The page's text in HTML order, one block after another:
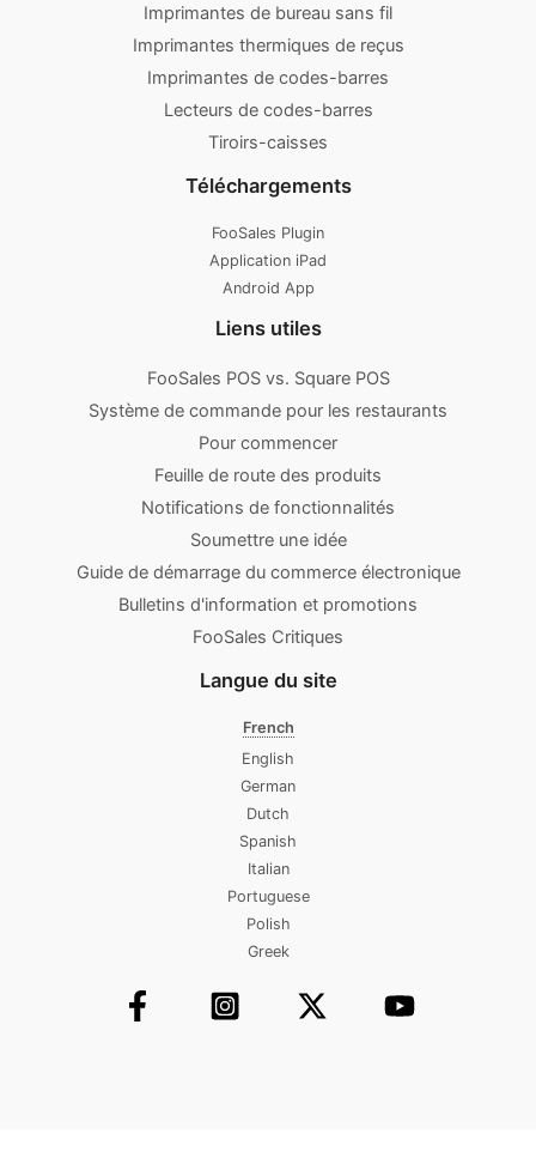
Imprimantes de bureau sans fil
Imprimantes thermiques de reçus
Imprimantes de codes-barres
Lecteurs de codes-barres
Tiroirs-caisses
Téléchargements
FooSales Plugin
Application iPad
Android App
Liens utiles
FooSales POS vs. Square POS
Système de commande pour les restaurants
Pour commencer
Feuille de route des produits
Notifications de fonctionnalités
Soumettre une idée
Guide de démarrage du commerce électronique
Bulletins d'information et promotions
FooSales Critiques
Langue du site
French
English
German
Dutch
Spanish
Italian
Portuguese
Polish
Greek